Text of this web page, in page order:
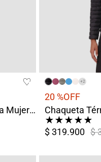
Chaqueta Térmica Básica para Mujer Chiloé Verde
+2
20 %OFF
★★★★★
$ 319.900 $